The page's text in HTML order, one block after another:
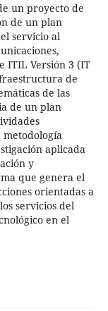
un proyecto de
de un plan
servicio al
ITIL Versión 3 (IT
de
de las
de un plan
aplicada
y
que genera el
orientadas a
servicios del
en el